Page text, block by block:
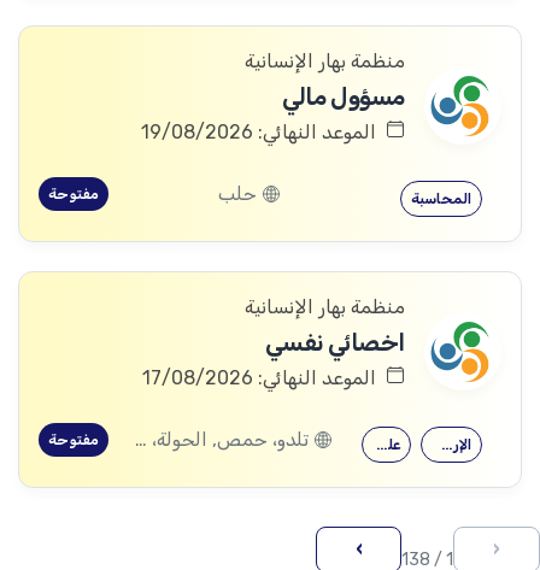
منظمة بهار الإنسانية
مسؤول مالي
الموعد النهائي: 19/08/2026
المحاسبة حلب مفتوحة
منظمة بهار الإنسانية
اخصائي نفسي
الموعد النهائي: 17/08/2026
علم النفس الإرشاد النفسي تلدو، حمص, الحولة، حمص مفتوحة
‹
1 / 138
›